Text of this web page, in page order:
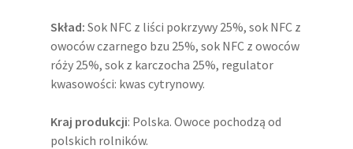
Skład: Sok NFC z liści pokrzywy 25%, sok NFC z
owoców czarnego bzu 25%, sok NFC z owoców
róży 25%, sok z karczocha 25%, regulator
kwasowości: kwas cytrynowy.
Kraj produkcji: Polska. Owoce pochodzą od
polskich rolników.